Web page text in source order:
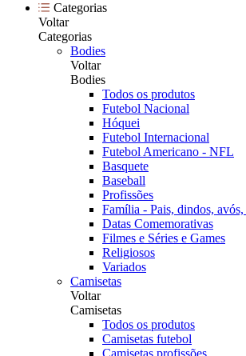
Categorias
Voltar
Categorias
Bodies
Voltar
Bodies
Todos os produtos
Futebol Nacional
Hóquei
Futebol Internacional
Futebol Americano - NFL
Basquete
Baseball
Profissões
Família - Pais, dindos,
Datas Comemorativas
Filmes e Séries e Games
Religiosos
Variados
Camisetas
Voltar
Camisetas
Todos os produtos
Camisetas futebol
Camisetas profissões